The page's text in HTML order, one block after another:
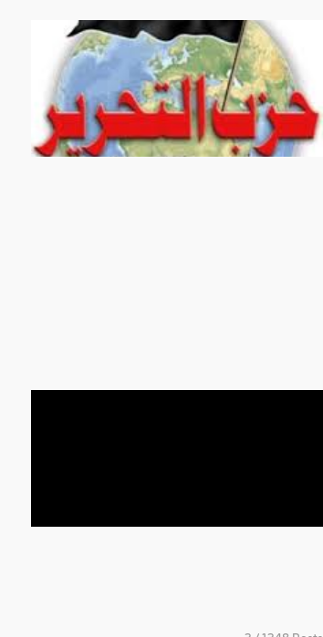
أوروبا
النفوذ
غير الإتجاه